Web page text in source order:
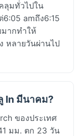
ลุมทั่วไปใน
amถึง6:15
ากทำให้
หลายวันผ่านไป
In มีนาคม?
ของประเทศ
มม. ตก 23 วัน